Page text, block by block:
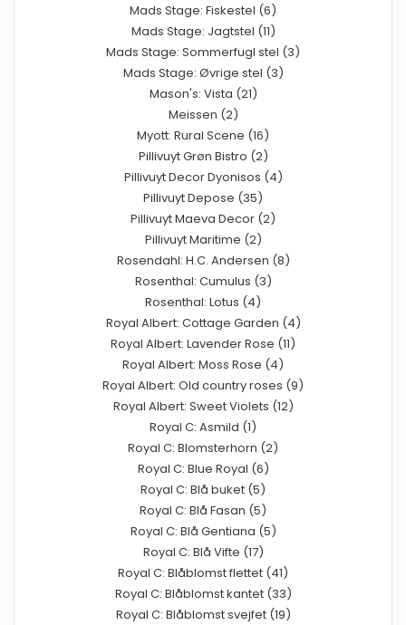
Mads Stage: Fiskestel (6)
Mads Stage: Jagtstel (11)
Mads Stage: Sommerfugl stel (3)
Mads Stage: Øvrige stel (3)
Mason's: Vista (21)
Meissen (2)
Myott: Rural Scene (16)
Pillivuyt Grøn Bistro (2)
Pillivuyt Decor Dyonisos (4)
Pillivuyt Depose (35)
Pillivuyt Maeva Decor (2)
Pillivuyt Maritime (2)
Rosendahl: H.C. Andersen (8)
Rosenthal: Cumulus (3)
Rosenthal: Lotus (4)
Royal Albert: Cottage Garden (4)
Royal Albert: Lavender Rose (11)
Royal Albert: Moss Rose (4)
Royal Albert: Old country roses (9)
Royal Albert: Sweet Violets (12)
Royal C: Asmild (1)
Royal C: Blomsterhorn (2)
Royal C: Blue Royal (6)
Royal C: Blå buket (5)
Royal C: Blå Fasan (5)
Royal C: Blå Gentiana (5)
Royal C: Blå Vifte (17)
Royal C: Blåblomst flettet (41)
Royal C: Blåblomst kantet (33)
Royal C: Blåblomst svejfet (19)